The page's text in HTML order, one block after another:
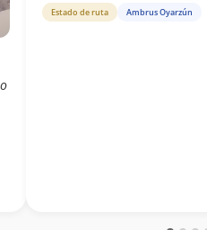
Estado de ruta Ambrus Oyarzún